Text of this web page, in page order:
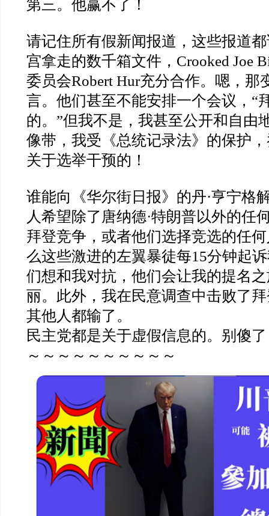
第三。他赢不了！
请记住所有假新闻报道，这些报道
宫拿走的数千箱文件， Crooked Joe
委员会Robert Hur充分合作。嗯，那
言。他们甚至不能安排一个会议， “
的。 ”但我不是，我甚至公开和自由
像带，我受《总统记录法》的保护
关于选举干预的！
谁能向《华尔街日报》的丹·亨宁格
人希望除了唐纳德·特朗普以外的任
拜登竞争，或者他们选择竞选的任
么这些激进的左翼暴徒每15分钟起
们想和我对抗，他们会让我的提名
丽。此外，我在民意调查中击败了
其他人都输了。
民主党都是关于虚假信息的。别傻
～～～～～～～～～～